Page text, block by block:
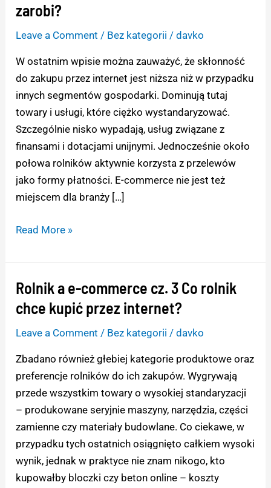
zarobi?
Leave a Comment / Bez kategorii /davko
W ostatnim wpisie można zauważyć, że skłonność
do zakupu przez internet jest niższa niż w przypadku
innych segmentów gospodarki. Dominują tutaj
towary i usługi, które ciężko wystandaryzować.
Szczególnie nisko wypadają, usług związane z
finansami i dotacjami unijnymi. Jednocześnie około
połowa rolników aktywnie korzysta z przelewów
jako formy płatności. E-commerce nie jest też
miejscem dla branży […]
commerce
cz.
nawet
na
tym
zarobi?
Read More »
Rolnik a e-commerce cz. 3 Co rolnik
chce kupić przez internet?
Leave a Comment / Bez kategorii /davko
Zbadano również głebiej kategorie produktowe oraz
preferencje rolników do ich zakupów. Wygrywają
przede wszystkim towary o wysokiej standaryzacji
– produkowane seryjnie maszyny, narzędzia, części
zamienne czy materiały budowlane. Co ciekawe, w
przypadku tych ostatnich osiągnięto całkiem wysoki
wynik, jednak w praktyce nie znam nikogo, kto
kupowałby bloczki czy beton online – koszty
Rolnik
a
commerce
cz.
chce
przez
internet?